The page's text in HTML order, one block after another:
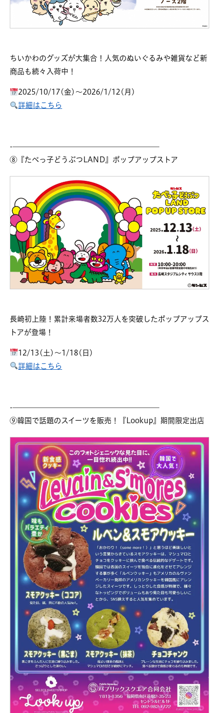
ちいかわのグッズが大集合！人気のぬいぐるみや雑貨など新
商品も続々入荷中！
2025/10/17(金)～2026/1/12(月)
詳細はこちら
-————————————————————
⑧『たべっ子どうぶつLAND』ポップアップストア
長崎初上陸！累計来場者数32万人を突破したポップアップス
トアが登場！
12/13(土)～1/18(日)
詳細はこちら
-————————————————————
⑨韓国で話題のスイーツを販売！『Lookup』期間限定出店